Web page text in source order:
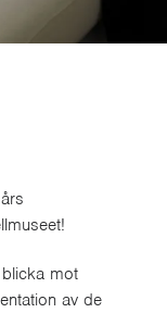
mot
av de